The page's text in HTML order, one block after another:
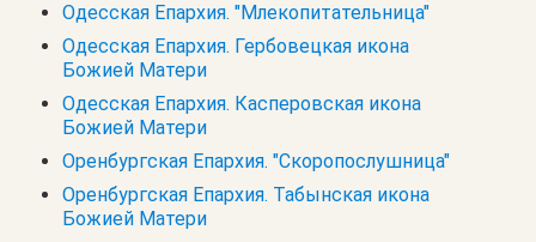
Одесская Епархия. "Млекопитательница"
Одесская Епархия. Гербовецкая икона
Божией Матери
Одесская Епархия. Касперовская икона
Божией Матери
Оренбургская Епархия. "Скоропослушница"
Оренбургская Епархия. Табынская икона
Божией Матери